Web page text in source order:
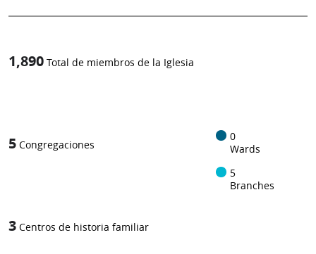
1,890 Total de miembros de la Iglesia
5 Congregaciones
0
Wards
5
Branches
3 Centros de historia familiar